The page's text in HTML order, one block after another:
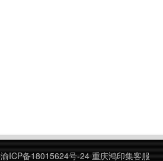
渝ICP备18015624号-24 重庆鸿印集客服